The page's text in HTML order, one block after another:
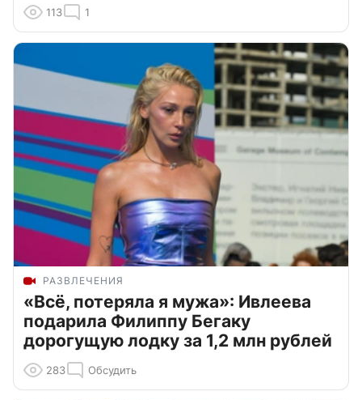
113 1
РАЗВЛЕЧЕНИЯ
«Всё, потеряла я мужа»: Ивлеева
подарила Филиппу Бегаку
дорогущую лодку за 1,2 млн рублей
283 Обсудить